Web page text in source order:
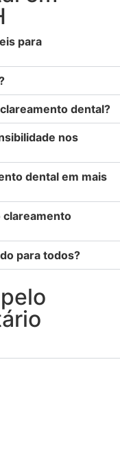
para
dental?
nos
dental em mais
clareamento
para todos?